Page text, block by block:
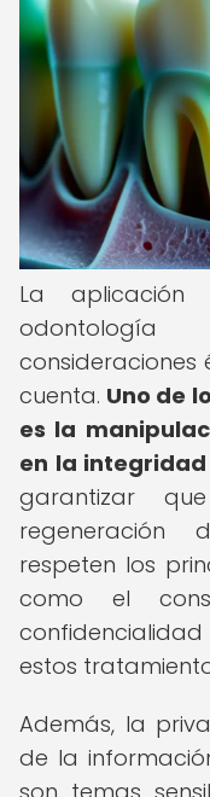
La
consideraciones
cuenta. Uno de
es la
en la
garantizar
regeneración
respeten los
como el
estos
Además, la
de la